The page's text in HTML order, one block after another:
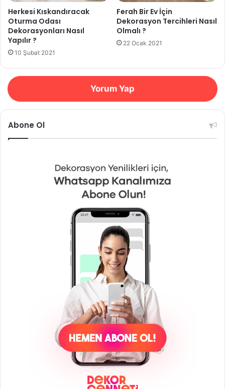
Herkesi Kıskandıracak
Oturma Odası
Dekorasyonları Nasıl
Yapılır ?
10 Şubat 2021
Ferah Bir Ev İçin
Dekorasyon Tercihleri Nasıl
Olmalı ?
22 Ocak 2021
Yorum Yap
Abone Ol